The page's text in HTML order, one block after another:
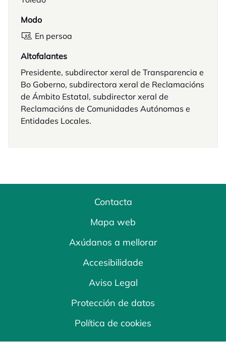
Modo
En persoa
Altofalantes
Presidente, subdirector xeral de Transparencia e
Bo Goberno, subdirectora xeral de Reclamacións
de Ámbito Estatal, subdirector xeral de
Reclamacións de Comunidades Autónomas e
Entidades Locales.
Contacta
Mapa web
Axúdanos a mellorar
Accesibilidade
Aviso Legal
Protección de datos
Política de cookies